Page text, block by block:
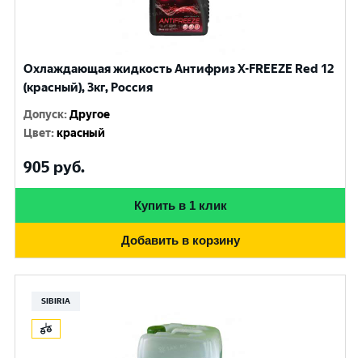
Охлаждающая жидкость Антифриз X-FREEZE Red 12
(красный), 3кг, Россия
Допуск:Другое
Цвет:красный
905 руб.
Купить в 1 клик
Добавить в корзину
SIBIRIA